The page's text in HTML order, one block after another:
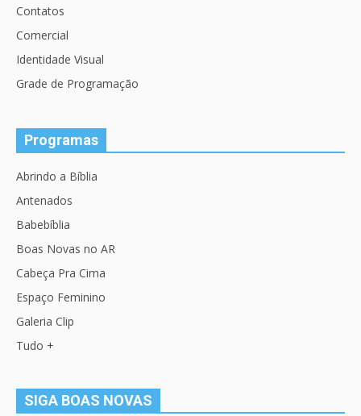
Contatos
Comercial
Identidade Visual
Grade de Programação
Programas
Abrindo a Bíblia
Antenados
Babebíblia
Boas Novas no AR
Cabeça Pra Cima
Espaço Feminino
Galeria Clip
Tudo +
SIGA BOAS NOVAS